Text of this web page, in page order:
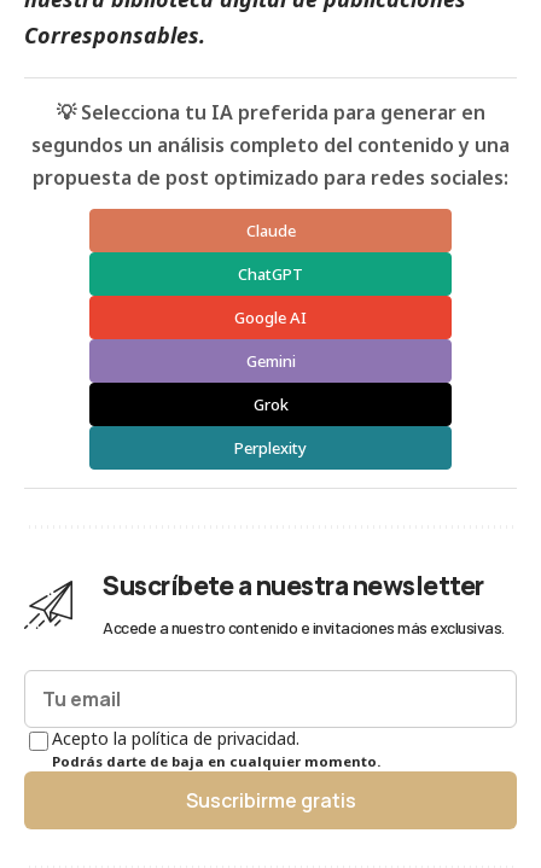
Corresponsables.
💡 Selecciona tu IA preferida para generar en
segundos un análisis completo del contenido y una
propuesta de post optimizado para redes sociales:
Claude
ChatGPT
Google AI
Gemini
Grok
Perplexity
Suscríbete a nuestra newsletter
Accede a nuestro contenido e invitaciones más exclusivas.
Acepto la política de privacidad.
Podrás darte de baja en cualquier momento.
Suscribirme gratis